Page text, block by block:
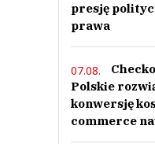
presję
prawa
07.08.
Polskie
konwersję
commerce